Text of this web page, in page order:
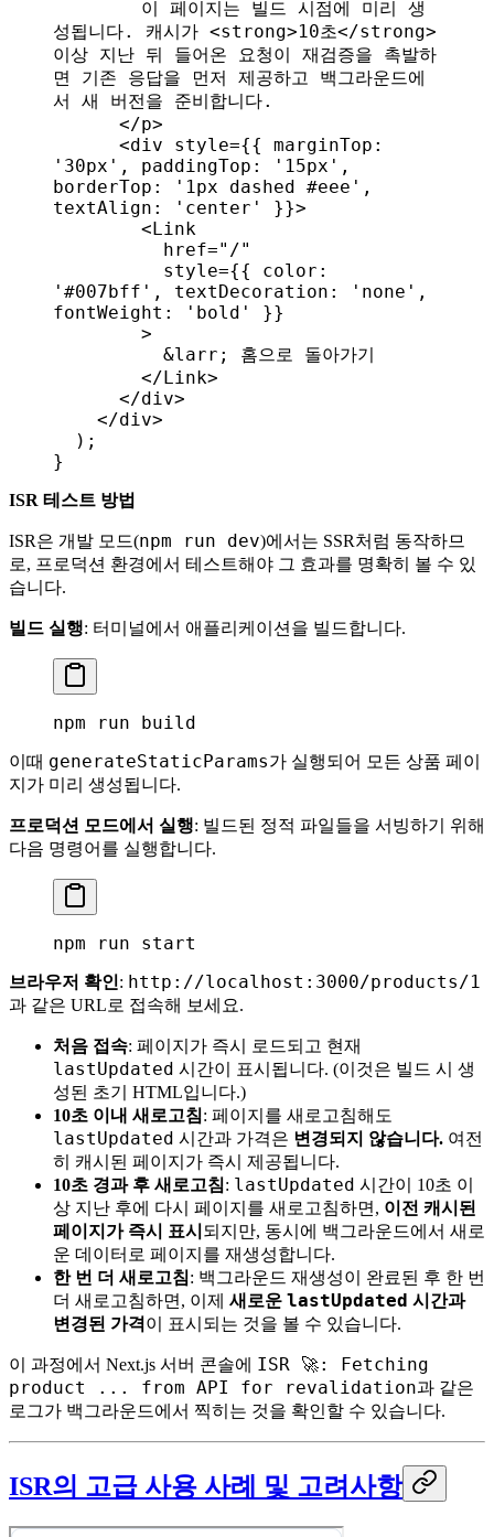
성됩니다. 캐시가 <strong>10초</strong>
이상 지난 뒤 들어온 요청이 재검증을 촉발하
면 기존 응답을 먼저 제공하고 백그라운드에
서 새 버전을 준비합니다.
      </
p>
      <
div style={{ marginTop:
'30px' , paddingTop: '15px'
borderTop:
'1px dashed #eee'
textAlign:
'center' }}>
        <
Link
          href
="/"
          style
={{ color:
'#007bff' , textDecoration: 'none'
fontWeight:
'bold' }}
        >
          &larr;
홈으로 돌아가기
        </
Link>
      </
div>
    </
div>
  );
}
ISR 테스트 방법
ISR은 개발 모드(npm run dev)에서는 SSR처럼 동작하므
로, 프로덕션 환경에서 테스트해야 그 효과를 명확히 볼 수 있
습니다.
빌드 실행: 터미널에서 애플리케이션을 빌드합니다.
npm run build
이때 generateStaticParams가 실행되어 모든 상품 페이
지가 미리 생성됩니다.
프로덕션 모드에서 실행: 빌드된 정적 파일들을 서빙하기 위해
다음 명령어를 실행합니다.
npm run start
브라우저 확인: http://localhost:3000/products/1
과 같은 URL로 접속해 보세요.
처음 접속: 페이지가 즉시 로드되고 현재
lastUpdated 시간이 표시됩니다. (이것은 빌드 시 생
성된 초기 HTML입니다.)
10초 이내 새로고침: 페이지를 새로고침해도
lastUpdated 시간과 가격은 변경되지 않습니다. 여전
히 캐시된 페이지가 즉시 제공됩니다.
10초 경과 후 새로고침: lastUpdated 시간이 10초 이
상 지난 후에 다시 페이지를 새로고침하면, 이전 캐시된
페이지가 즉시 표시 되지만, 동시에 백그라운드에서 새로
운 데이터로 페이지를 재생성합니다.
한 번 더 새로고침: 백그라운드 재생성이 완료된 후 한 번
더 새로고침하면, 이제 새로운 lastUpdated 시간과
변경된 가격이 표시되는 것을 볼 수 있습니다.
이 과정에서 Next.js 서버 콘솔에 ISR 🚀: Fetching
product ... from API for revalidation과 같은
로그가 백그라운드에서 찍히는 것을 확인할 수 있습니다.
ISR의 고급 사용 사례 및 고려사항